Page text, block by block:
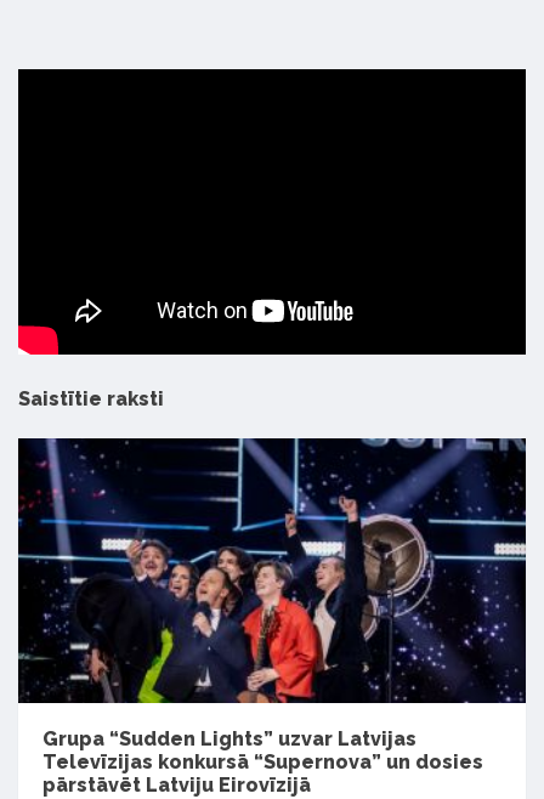
Saistītie raksti
Grupa “Sudden Lights” uzvar Latvijas
Televīzijas konkursā “Supernova” un dosies
pārstāvēt Latviju Eirovīzijā